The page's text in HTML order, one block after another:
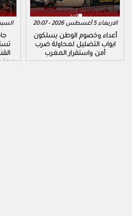
السبت 8 أغسطس الاربعاء 5 أغسطس 2026 - 20:07
أعداء وخصوم الوطن يسلكون
ابواب التضليل لمحاولة ضرب
أمن واستقرار المغرب